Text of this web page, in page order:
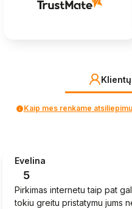
Kaip mes renkame
Evelina
5
Pirkimas internetu taip pat
tokiu greitu pristatymu jums